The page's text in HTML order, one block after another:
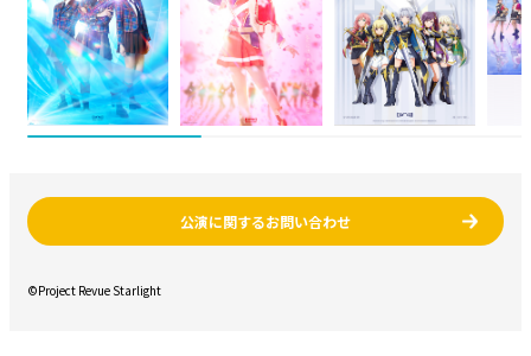
公演に関するお問い合わせ
©Project Revue Starlight